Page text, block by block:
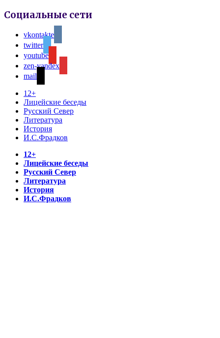
Социальные сети
vkontakte
twitter
youtube
zen-yandex
mail
12+
Лицейские беседы
Русский Север
Литература
История
И.С.Фрадков
12+
Лицейские беседы
Русский Север
Литература
История
И.С.Фрадков